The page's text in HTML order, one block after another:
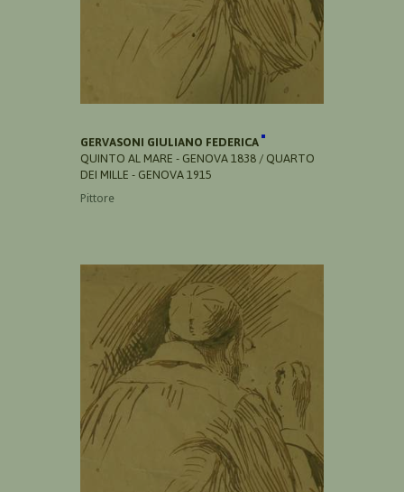
GERVASONI GIULIANO FEDERICA
QUINTO AL MARE - GENOVA 1838 / QUARTO
DEI MILLE - GENOVA 1915
Pittore